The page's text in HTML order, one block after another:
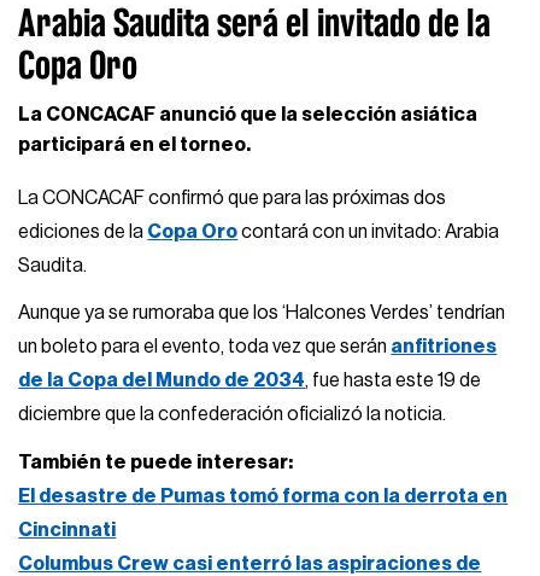
Arabia Saudita será el invitado de la
Copa Oro
La CONCACAF anunció que la selección asiática
participará en el torneo.
La CONCACAF confirmó que para las próximas dos
ediciones de la Copa Orocontará con un invitado: Arabia
Saudita.
Aunque ya se rumoraba que los ‘Halcones Verdes’ tendrían
un boleto para el evento, toda vez que serán anfitriones
de la Copa del Mundo de 2034, fue hasta este 19 de
diciembre que la confederación oficializó la noticia.
También te puede interesar:
El desastre de Pumas tomó forma con la derrota en
Cincinnati
Columbus Crew casi enterró las aspiraciones de